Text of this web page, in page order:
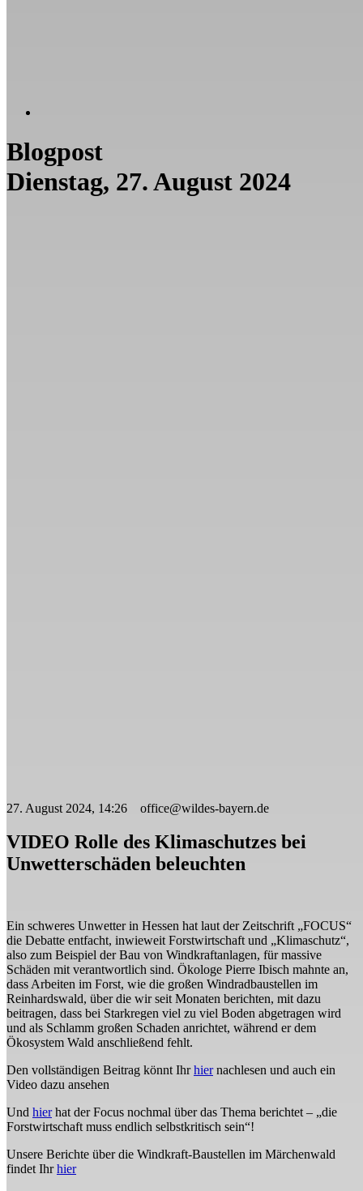
Blogpost
Dienstag, 27. August 2024
27. August 2024, 14:26 office@wildes-bayern.de
VIDEO Rolle des Klimaschutzes bei
Unwetterschäden beleuchten
Ein schweres Unwetter in Hessen hat laut der Zeitschrift „FOCUS“
die Debatte entfacht, inwieweit Forstwirtschaft und „Klimaschutz“,
also zum Beispiel der Bau von Windkraftanlagen, für massive
Schäden mit verantwortlich sind. Ökologe Pierre Ibisch mahnte an,
dass Arbeiten im Forst, wie die großen Windradbaustellen im
Reinhardswald, über die wir seit Monaten berichten, mit dazu
beitragen, dass bei Starkregen viel zu viel Boden abgetragen wird
und als Schlamm großen Schaden anrichtet, während er dem
Ökosystem Wald anschließend fehlt.
Den vollständigen Beitrag könnt Ihrhiernachlesen und auch ein
Video dazu ansehen
Und hierhat der Focus nochmal über das Thema berichtet – „die
Forstwirtschaft muss endlich selbstkritisch sein“!
Unsere Berichte über die Windkraft-Baustellen im Märchenwald
findet Ihrhier